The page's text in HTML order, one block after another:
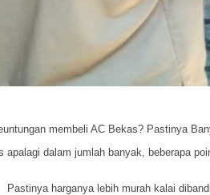
membeli AC Bekas? Pastinya
apalagi dalam jumlah banyak, beberapa
Pastinya harganya lebih murah kalai